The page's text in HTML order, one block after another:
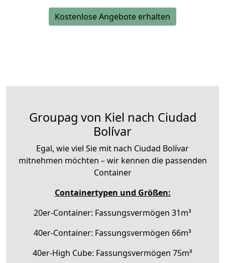
Kostenlose Angebote erhalten
Groupag von Kiel nach Ciudad
Bolívar
Egal, wie viel Sie mit nach Ciudad Bolívar
mitnehmen möchten – wir kennen die passenden
Container
Containertypen und Größen:
20er-Container: Fassungsvermögen 31m³
40er-Container: Fassungsvermögen 66m³
40er-High Cube: Fassungsvermögen 75m³